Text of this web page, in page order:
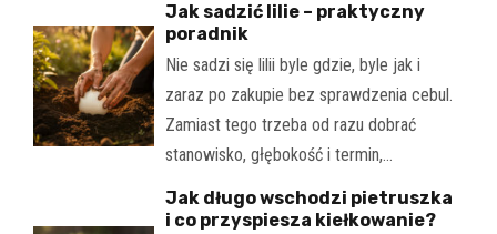
Jak sadzić lilie – praktyczny
poradnik
Nie sadzi się lilii byle gdzie, byle jak i
zaraz po zakupie bez sprawdzenia cebul.
Zamiast tego trzeba od razu dobrać
stanowisko, głębokość i termin,…
Jak długo wschodzi pietruszka
i co przyspiesza kiełkowanie?